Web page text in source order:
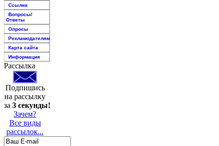
Ссылки
Вопросы/
Ответы
Опросы
Рекламодателям
Карта сайта
Информация
Рассылка
Подпишись
на рассылку
за 3 секунды!
Зачем?
Все виды
рассылок...